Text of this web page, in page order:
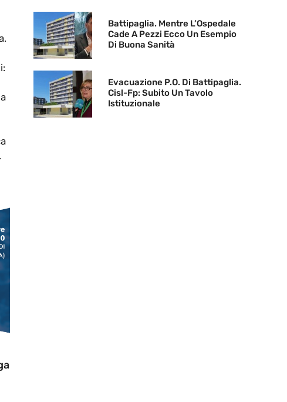
Battipaglia. Mentre L’Ospedale
Cade A Pezzi Ecco Un Esempio
Di Buona Sanità
Evacuazione P.O. Di Battipaglia.
Cisl-Fp: Subito Un Tavolo
Istituzionale